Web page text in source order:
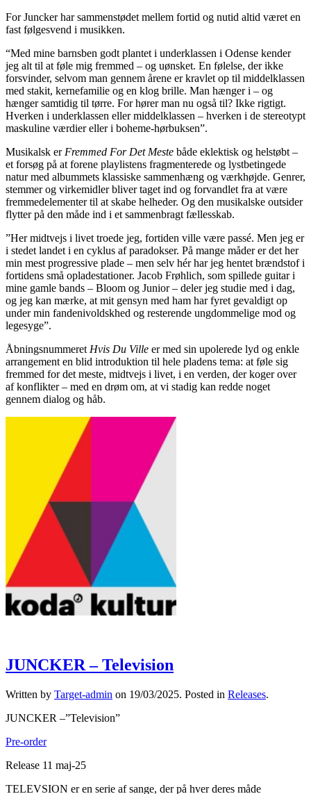
For Juncker har sammenstødet mellem fortid og nutid altid været en
fast følgesvend i musikken.
“Med mine barnsben godt plantet i underklassen i Odense kender
jeg alt til at føle mig fremmed – og uønsket. En følelse, der ikke
forsvinder, selvom man gennem årene er kravlet op til middelklassen
med stakit, kernefamilie og en klog brille. Man hænger i – og
hænger samtidig til tørre. For hører man nu også til? Ikke rigtigt.
Hverken i underklassen eller middelklassen – hverken i de stereotypt
maskuline værdier eller i boheme-hørbuksen”.
Musikalsk er Fremmed For Det Meste både eklektisk og helstøbt –
et forsøg på at forene playlistens fragmenterede og lystbetingede
natur med albummets klassiske sammenhæng og værkhøjde. Genrer,
stemmer og virkemidler bliver taget ind og forvandlet fra at være
fremmedelementer til at skabe helheder. Og den musikalske outsider
flytter på den måde ind i et sammenbragt fællesskab.
”Her midtvejs i livet troede jeg, fortiden ville være passé. Men jeg er
i stedet landet i en cyklus af paradokser. På mange måder er det her
min mest progressive plade – men selv hér har jeg hentet brændstof i
fortidens små opladestationer. Jacob Frøhlich, som spillede guitar i
mine gamle bands – Bloom og Junior – deler jeg studie med i dag,
og jeg kan mærke, at mit gensyn med ham har fyret gevaldigt op
under min fandenivoldskhed og resterende ungdommelige mod og
legesyge”.
Åbningsnummeret Hvis Du Ville er med sin upolerede lyd og enkle
arrangement en blid introduktion til hele pladens tema: at føle sig
fremmed for det meste, midtvejs i livet, i en verden, der koger over
af konflikter – med en drøm om, at vi stadig kan redde noget
gennem dialog og håb.
JUNCKER – Television
Written by Target-admin on 19/03/2025. Posted in Releases.
JUNCKER –”Television”
Pre-order
Release 11 maj-25
TELEVSION er en serie af sange, der på hver deres måde